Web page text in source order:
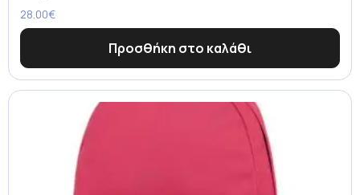
28.00€
Προσθήκη στο καλάθι